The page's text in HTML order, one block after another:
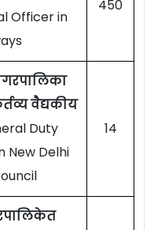
Officer in
450
वैद्यकीय
Duty
New Delhi
14